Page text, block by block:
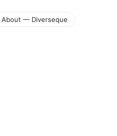
About — Diverseque